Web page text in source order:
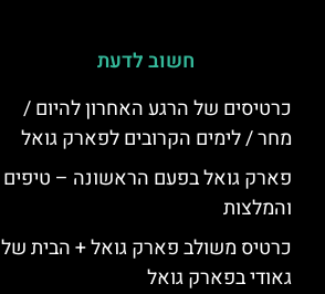
חשוב לדעת
כרטיסים של הרגע האחרון להיום /
מחר / לימים הקרובים לפארק גואל
פארק גואל בפעם הראשונה – טיפים
והמלצות
כרטיס משולב פארק גואל + הבית של
גאודי בפארק גואל